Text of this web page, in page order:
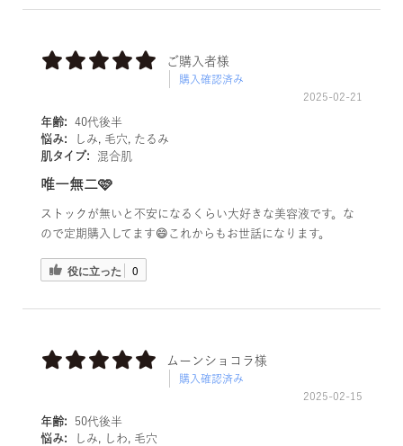
ご購入者様
購入確認済み
2025-02-21
年齢:
40代後半
悩み:
しみ, 毛穴, たるみ
肌タイプ:
混合肌
唯一無二🩷
ストックが無いと不安になるくらい大好きな美容液です。な
ので定期購入してます😄これからもお世話になります。
役に立った 0
ムーンショコラ様
購入確認済み
2025-02-15
年齢:
50代後半
悩み:
しみ, しわ, 毛穴